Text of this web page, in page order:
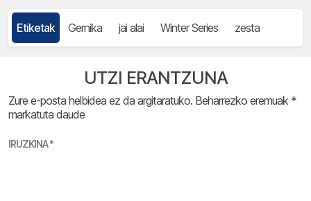
Etiketak Gernika jai alai Winter Series zesta
UTZI ERANTZUNA
Zure e-posta helbidea ez da argitaratuko. Beharrezko eremuak *
markatuta daude
IRUZKINA*